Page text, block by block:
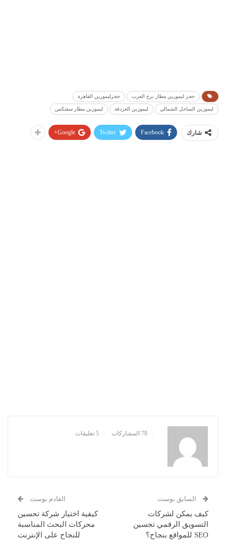
حجز ليموزين مطار برج العرب حجزليموزين القاهرة
ليموزين الساحل الشمالي ليموزين الغردقة ليموزين مطار سفنكس
شارك Facebook
Twitter
Google+
78 المشاركات 5 تعليقات
السابق بوست
كيف يمكن لشركات
التسويق الرقمي تحسين
SEO للمواقع بنجاح؟
القادم بوست
كيفية اختيار شركة تحسين
محركات البحث المناسبة
للنجاح على الإنترنت